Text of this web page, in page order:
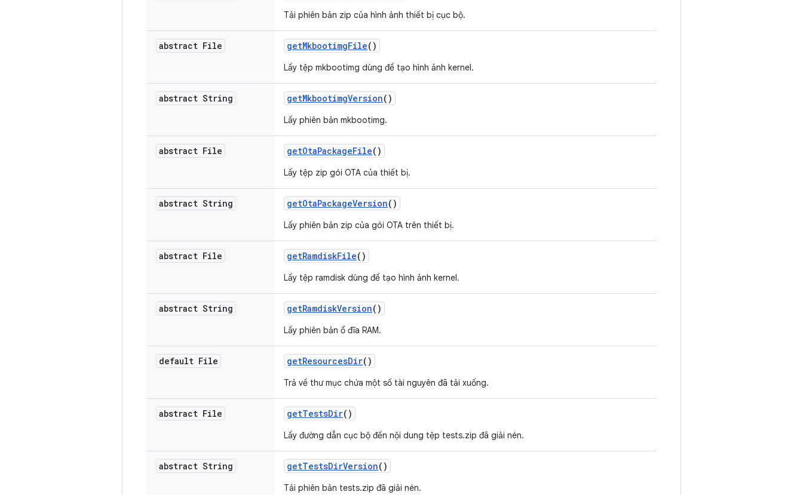
Tải phiên bản zip của hình ảnh thiết bị cục bộ.
abstract File getMkbootimgFile()
Lấy tệp mkbootimg dùng để tạo hình ảnh kernel.
abstract String getMkbootimgVersion()
Lấy phiên bản mkbootimg.
abstract File getOtaPackageFile()
Lấy tệp zip gói OTA của thiết bị.
abstract String getOtaPackageVersion()
Lấy phiên bản zip của gói OTA trên thiết bị.
abstract File getRamdiskFile()
Lấy tệp ramdisk dùng để tạo hình ảnh kernel.
abstract String getRamdiskVersion()
Lấy phiên bản ổ đĩa RAM.
default File getResourcesDir()
Trả về thư mục chứa một số tài nguyên đã tải xuống.
abstract File getTestsDir()
Lấy đường dẫn cục bộ đến nội dung tệp tests.zip đã giải nén.
abstract String getTestsDirVersion()
Tải phiên bản tests.zip đã giải nén.